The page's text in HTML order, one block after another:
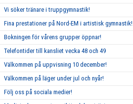
Vi söker tränare i truppgymnastik!
Fina prestationer på Nord-EM i artistisk gymnastik!
Bokningen för vårens grupper öppnar!
Telefontider till kansliet vecka 48 och 49
Välkommen på uppvisning 10 december!
Välkommen på läger under jul och nyår!
Följ oss på sociala medier!